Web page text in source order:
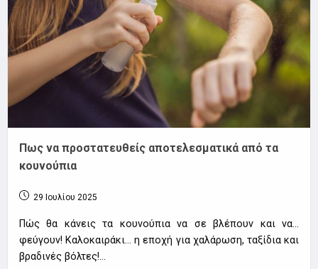
Πως να προστατευθείς αποτελεσματικά από τα
κουνούπια
29 Ιουλίου 2025
Πώς θα κάνεις τα κουνούπια να σε βλέπουν και να…
φεύγουν! Καλοκαιράκι… η εποχή για χαλάρωση, ταξίδια και
βραδινές βόλτες!…